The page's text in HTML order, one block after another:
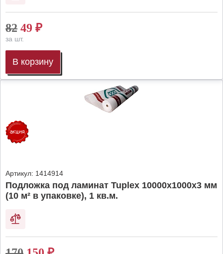
82 49 ₽
за шт.
В корзину
Артикул: 1414914
Подложка под ламинат Tuplex 10000x1000x3 мм
(10 м² в упаковке), 1 кв.м.